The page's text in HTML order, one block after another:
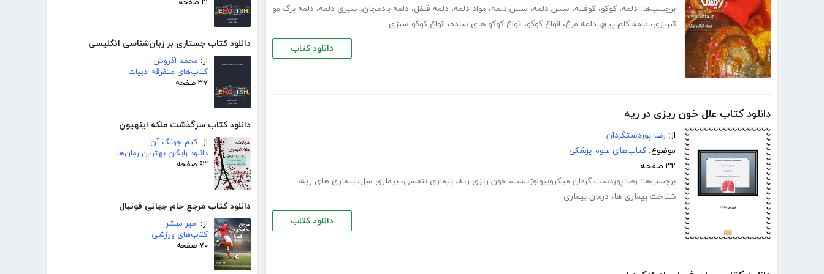
۲۱ صفحه
دانلود کتاب جستاری بر زبان‌شناسی انگلیسی
از: محمد آذروش
کتاب‌های متفرقه ادبیات
۳۷ صفحه
دانلود کتاب سرگذشت ملکه اینهیون
از: کیم جونگ آن
دانلود رایگان بهترین رمان‌ها
۹۳ صفحه
دانلود کتاب مرجع جام جهانی فوتبال
از: امیر مبشر
کتاب‌های ورزشی
۷۰ صفحه
برچسب‌ها: دلمه، کوکو، کوفته، سس دلمه، سس دلمه، مواد دلمه، دلمه فلفل، دلمه بادمجان، سبزی دلمه، دلمه برگ مو
تبریزی، دلمه کلم پیچ، دلمه مرغ، انواع کوکو، انواع کوکو های ساده، انواع کوکو سبزی
دانلود کتاب
دانلود کتاب علل خون ریزی در ریه
از: رضا پوردستگردان
موضوع: کتاب‌های علوم پزشکی
۳۲ صفحه
برچسب‌ها: رضا پوردست گردان میکروبیولوژیست، خون ریزی ریه، بیماری تنفسی، بیماری سل، بیماری های ریه،
شناخت بیماری ها، درمان بیماری
دانلود کتاب